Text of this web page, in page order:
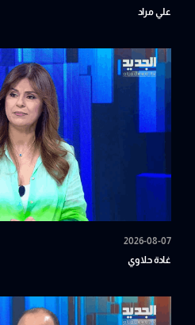
علي مراد
2026-08-07
غادة حلاوي